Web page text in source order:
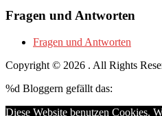
Fragen und Antworten
Fragen und Antworten
Copyright © 2026 . All Rights
%d Bloggern gefällt das:
Diese Website benutzen Cookies.